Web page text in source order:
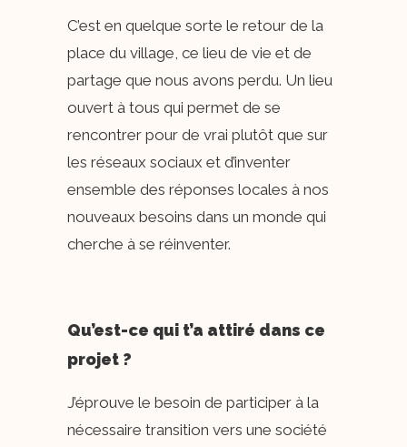
C’est en quelque sorte le retour de la
place du village, ce lieu de vie et de
partage que nous avons perdu. Un lieu
ouvert à tous qui permet de se
rencontrer pour de vrai plutôt que sur
les réseaux sociaux et d’inventer
ensemble des réponses locales à nos
nouveaux besoins dans un monde qui
cherche à se réinventer.
Qu’est-ce qui t’a attiré dans ce
projet ?
J’éprouve le besoin de participer à la
nécessaire transition vers une société